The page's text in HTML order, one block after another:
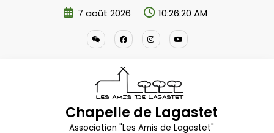
7 août 2026 10:26:21 AM
Chapelle de Lagastet
Association "Les Amis de Lagastet"